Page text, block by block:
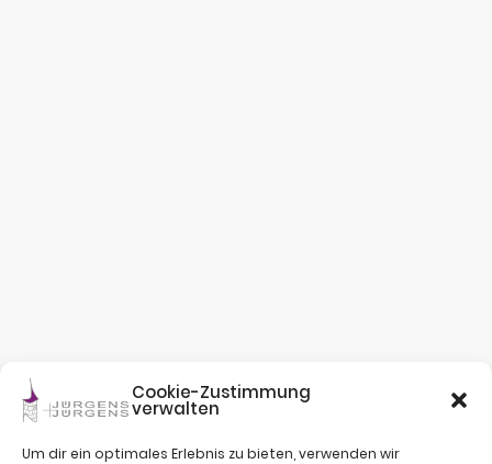
Cookie-Zustimmung
verwalten
Um dir ein optimales Erlebnis zu bieten, verwenden wir